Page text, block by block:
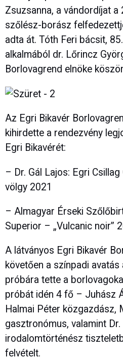
Zsuzsanna, a vándordíjat a
szőlész-borász
adta át. Tóth Feri bácsit,
alkalmából dr. Lőrincz
Borlovagrend elnöke
Az Egri Bikavér
kihirdette a rendezvény
Egri Bikavérét:
– Dr. Gál Lajos: Egri
völgy 2021
– Almagyar Érseki
Superior – „Vulcanic noir”
A látványos Egri Bikavér
követően a színpadi
próbára tette a
próbát idén 4 fő – Juhász
Halmai Péter közgazdász,
gasztronómus, valamint
irodalomtörténész
felvételt.